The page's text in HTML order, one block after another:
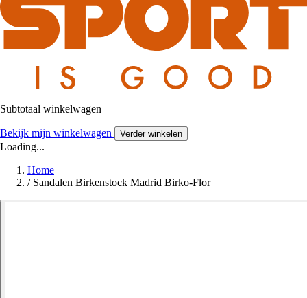
Subtotaal winkelwagen
Bekijk mijn winkelwagen Verder winkelen
Loading...
Home
/ Sandalen Birkenstock Madrid Birko-Flor